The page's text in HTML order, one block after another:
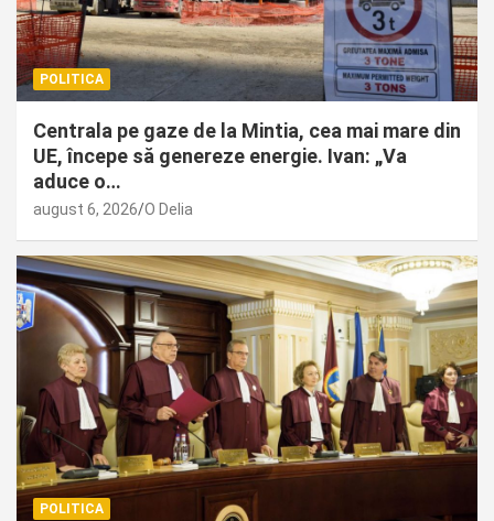
POLITICA
Centrala pe gaze de la Mintia, cea mai mare din
UE, începe să genereze energie. Ivan: „Va
aduce o…
august 6, 2026 O Delia
POLITICA